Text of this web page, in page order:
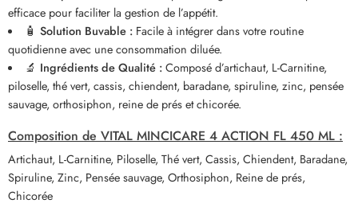
efficace pour faciliter la gestion de l’appétit.
🧴 Solution Buvable :Facile à intégrer dans votre routine
quotidienne avec une consommation diluée.
🔬 Ingrédients de Qualité :Composé d’artichaut, L-Carnitine,
piloselle, thé vert, cassis, chiendent, baradane, spiruline, zinc, pensée
sauvage, orthosiphon, reine de prés et chicorée.
Composition de VITAL MINCICARE 4 ACTION FL 450 ML :
Artichaut, L-Carnitine, Piloselle, Thé vert, Cassis, Chiendent, Baradane,
Spiruline, Zinc, Pensée sauvage, Orthosiphon, Reine de prés,
Chicorée